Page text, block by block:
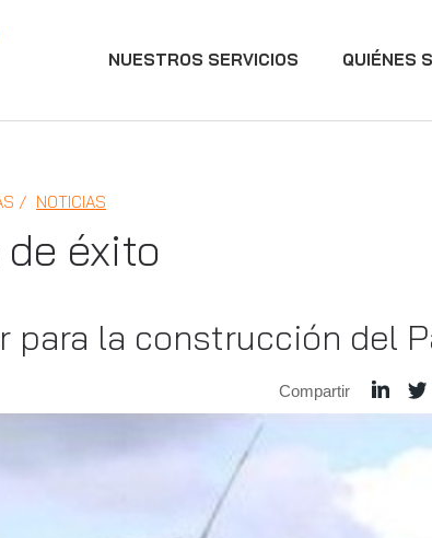
NUESTROS SERVICIOS QUIÉNES
NOTICIAS
éxito
para la construcción del
Compartir